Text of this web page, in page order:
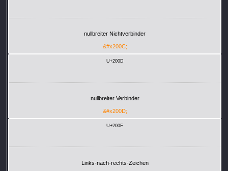
nullbreiter Nichtverbinder
&#x200C;
U+200D
nullbreiter Verbinder
&#x200D;
U+200E
Links-nach-rechts-Zeichen